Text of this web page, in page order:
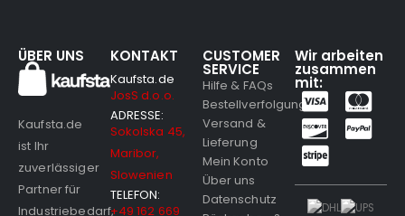
ÜBER UNS
Kaufsta.de
ist Ihr
zuverlässiger
Partner für
Industriebedarf,
KONTAKT
Kaufsta.de
JosS d.o.o.
ADRESSE:
Sokolska 45,
Maribor,
Slowenien
TELEFON:
+49 162 669
CUSTOMER
SERVICE
Hilfe & FAQs
Bestellverfolgung
Versand &
Lieferung
Mein Konto
Über uns
Datenschutz
Wir arbeiten
zusammen
mit: